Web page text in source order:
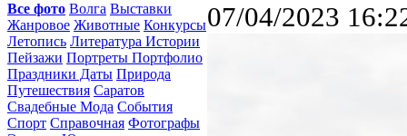
Все фото Волга Выставки
Жанровое Животные Конкурсы
Летопись Литература Истории
Пейзажи Портреты Портфолио
Праздники Даты Природа
Путешествия Саратов
Свадебные Мода События
Спорт Справочная Фотографы
07/04/2023